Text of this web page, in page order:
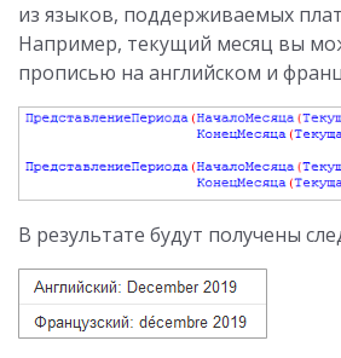
из языков, поддерживаемых
Например, текущий месяц вы
прописью на английском и
В результате будут получены